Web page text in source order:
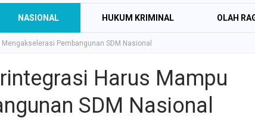
NASIONAL HUKUM KRIMINAL OLAH
Pembangunan SDM Nasional
Harus Mampu
SDM Nasional
Irsyad
Rayakan